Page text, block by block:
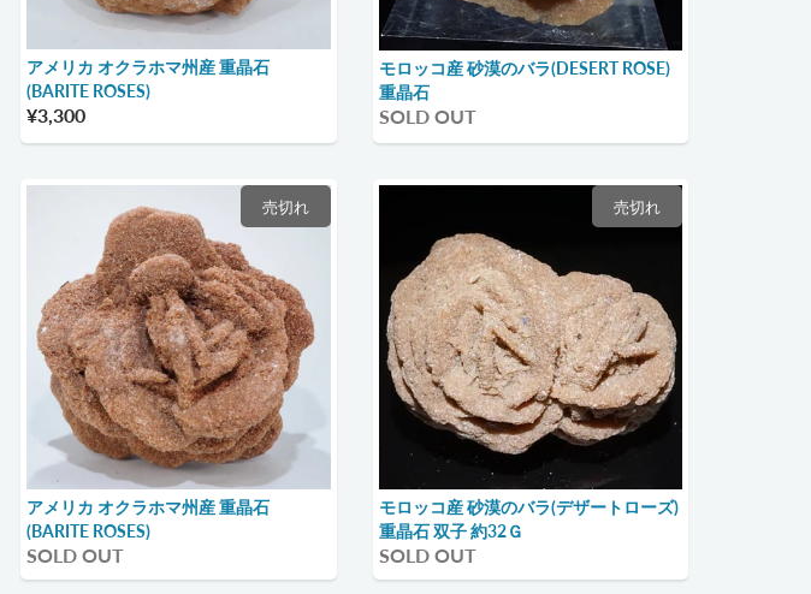
アメリカ オクラホマ州産 重晶石
(BARITE ROSES)
¥3,300
モロッコ産 砂漠のバラ(DESERT ROSE)
重晶石
SOLD OUT
売切れ
アメリカ オクラホマ州産 重晶石
(BARITE ROSES)
SOLD OUT
売切れ
モロッコ産 砂漠のバラ(デザートローズ)
重晶石 双子 約32Ｇ
SOLD OUT